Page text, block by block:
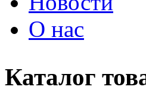
О нас
Каталог